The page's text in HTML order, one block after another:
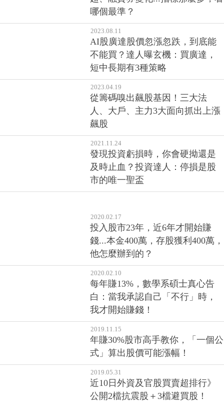
哪個最準？
2023.08.11
AI股廣達股價忽漲忽跌，到底能
不能買？達人曝玄機：買廣達，
短中長期有3種策略
2023.04.19
從籌碼嗅出飆股基因！三大法
人、大戶、主力3大面向抓出上漲
飆股
2021.11.24
發現投資虧損時，你會硬拗還是
及時止血？投資達人：停損是股
市的唯一聖盃
2020.02.17
投入股市23年，近6年才開始賺
錢...本金400萬，存股獲利400萬，
他怎麼辦到的？
2020.02.10
每年賺13%，數學系碩士真心告
白：當我承認自己「不行」時，
我才開始賺錢！
2019.11.15
年賺30%股市高手教你，「一個公
式」算出股價可能漲幅！
2019.05.31
近10日外資及官股買賣超排行》
公開2檔抗震股＋3檔避買股！